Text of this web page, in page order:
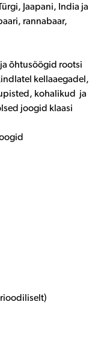
Jaapani, India ja
rannabaar,
õhtusöögid rootsi
kellaaegadel,
kohalikud ja
joogid klaasi